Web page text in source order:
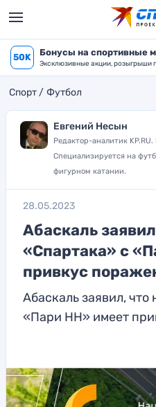
50K Бонусы на спортивные
Эксклюзивные акции, розыгрыши
Спорт Футбол
Евгений Несын
Редактор-аналитик
Специализируется на
фигурном катании.
28.05.2023
Абаскаль
«Спартака» с
привкус
Абаскаль заявил,
«Пари НН» имеет